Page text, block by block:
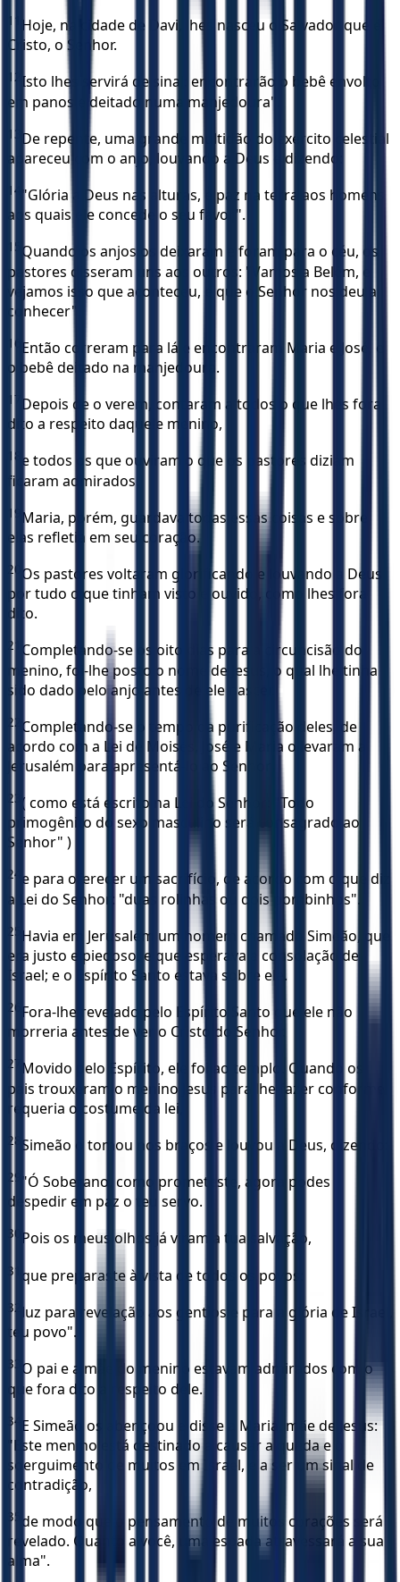
11
Hoje, na cidade de Davi, lhes nasceu o Salvador que é
Cristo, o Senhor.
12 Isto lhes servirá de sinal: encontrarão o bebê envolto
em panos e deitado numa manjedoura".
13 De repente, uma grande multidão do exército celestial
apareceu com o anjo, louvando a Deus e dizendo:
14 "Glória a Deus nas alturas, e paz na terra aos homens
aos quais ele concede o seu favor".
15 Quando os anjos os deixaram e foram para o céu, os
pastores disseram uns aos outros: "Vamos a Belém, e
vejamos isso que aconteceu, e que o Senhor nos deu a
conhecer".
16 Então correram para lá e encontraram Maria e José, e
o bebê deitado na manjedoura.
17 Depois de o verem, contaram a todos o que lhes fora
dito a respeito daquele menino,
18 e todos os que ouviram o que os pastores diziam
ficaram admirados.
19 Maria, porém, guardava todas essas coisas e sobre
elas refletia em seu coração.
20 Os pastores voltaram glorificando e louvando a Deus
por tudo o que tinham visto e ouvido, como lhes fora
dito.
21
Completando-se os oito dias para a circuncisão do
menino, foi-lhe posto o nome de Jesus, o qual lhe tinha
sido dado pelo anjo antes de ele nascer.
22 Completando-se o tempo da purificação deles, de
acordo com a Lei de Moisés, José e Maria o levaram a
Jerusalém para apresentá-lo ao Senhor
23 ( como está escrito na Lei do Senhor: "Todo
primogênito do sexo masculino será consagrado ao
Senhor" )
24 e para oferecer um sacrifício, de acordo com o que diz
a Lei do Senhor: "duas rolinhas ou dois pombinhos".
25 Havia em Jerusalém um homem chamado Simeão, que
era justo e piedoso, e que esperava a consolação de
Israel; e o Espírito Santo estava sobre ele.
26 Fora-lhe revelado pelo Espírito Santo que ele não
morreria antes de ver o Cristo do Senhor.
27 Movido pelo Espírito, ele foi ao templo. Quando os
pais trouxeram o menino Jesus para lhe fazer conforme
requeria o costume da lei,
28 Simeão o tomou nos braços e louvou a Deus, dizendo:
29 "Ó Soberano, como prometeste, agora podes
despedir em paz o teu servo.
30 Pois os meus olhos já viram a tua salvação,
31 que preparaste à vista de todos os povos:
32 luz para revelação aos gentios e para a glória de Israel,
teu povo".
33 O pai e a mãe do menino estavam admirados com o
que fora dito a respeito dele.
34 E Simeão os abençoou e disse a Maria, mãe de Jesus:
"Este menino está destinado a causar a queda e o
soerguimento de muitos em Israel, e a ser um sinal de
contradição,
35 de modo que o pensamento de muitos corações será
revelado. Quanto a você, uma espada atravessará a sua
alma".